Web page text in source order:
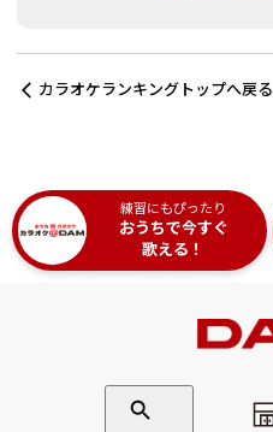
カラオケランキングトップへ戻る
練習にもぴったり
おうちで今すぐ
歌える！